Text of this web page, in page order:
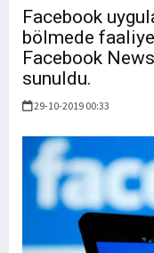
Facebook
bölmede
Facebook
sunuldu.
29-10-2019 00:33